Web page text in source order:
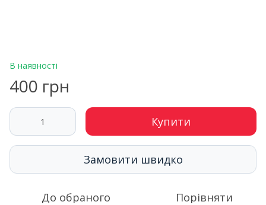
В наявності
400 грн
Купити
Замовити швидко
До обраного Порівняти